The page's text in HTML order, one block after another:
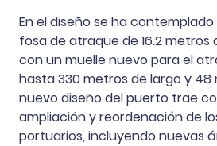
En el diseño se ha
fosa de atraque de 16.2 metros
con un muelle nuevo para el
hasta 330 metros de largo y 48
nuevo diseño del puerto trae
ampliación y reordenación de
portuarios, incluyendo nuevas